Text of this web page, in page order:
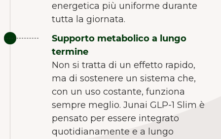
energetica più uniforme durante
tutta la giornata.
Supporto metabolico a lungo
termine
Non si tratta di un effetto rapido,
ma di sostenere un sistema che,
con un uso costante, funziona
sempre meglio. Junai GLP-1 Slim è
pensato per essere integrato
quotidianamente e a lungo
BENVENUTI DA JUNAIU.
Sul nostro sito web utilizziamo i
cookie per aiutarci a migliorare